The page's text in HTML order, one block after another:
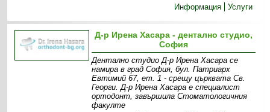
Информация
Услуги
Д-р Ирена Хасара - дентално студио,
София
Дентално студио Д-р Ирена Хасара се
намира в град София, бул. Патриарх
Евтимий 67, ет. 1 - срещу църквата Св.
Георги. Д-р Ирена Хасара e специалист
ортодонт, завършила Стоматологичния
факулте